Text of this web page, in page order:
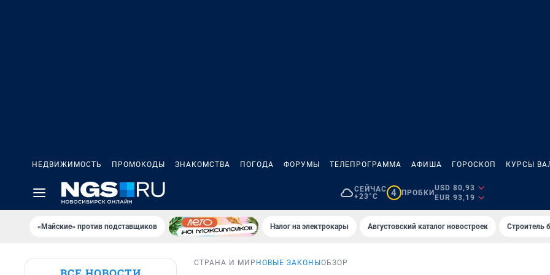
НЕДВИЖИМОСТЬ ПРОМОКОДЫ ЗНАКОМСТВА ПОГОДА ФОРУМЫ ТЕЛЕПРОГРАММА АФИША ГОРОСКОП КУРСЫ
СЕЙЧАС
+23°C
4 ПРОБКИ
USD 80,93
EUR 93,19
«Майские» против подставщиков Налог на электрокары Августовский каталог новостроек Строитель
СТРАНА И МИР НОВЫЕ ЗАКОНЫ ОБЗОР